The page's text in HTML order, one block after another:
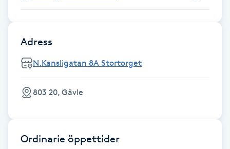
Fibromassage
Fotmassage
Fotvård
Adress
N.Kansligatan 8A Stortorget
803 20, Gävle
Ordinarie öppettider